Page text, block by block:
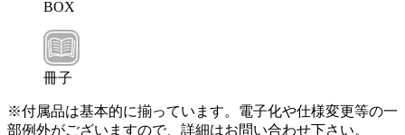
BOX
冊子
※付属品は基本的に揃っています。電子化や仕様変更等の一
部例外がございますので、詳細はお問い合わせ下さい。